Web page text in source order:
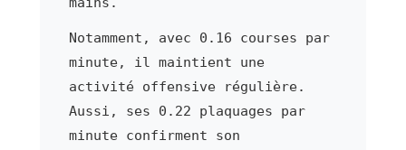
Notamment, avec 0.16 courses par
minute, il maintient une
activité offensive régulière.
Aussi, ses 0.22 plaquages par
minute confirment son